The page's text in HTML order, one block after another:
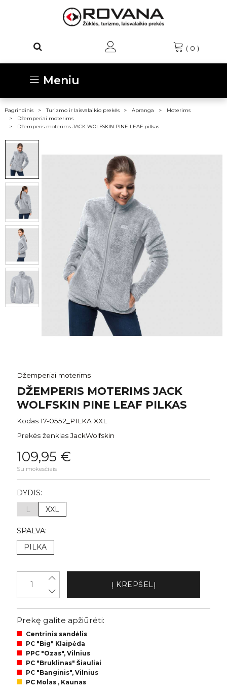
( 0 )
Meniu
Pagrindinis Turizmo ir laisvalaikio prekės Apranga
Moterims
Džemperiai moterims
Džemperis moterims JACK WOLFSKIN PINE LEAF pilkas
Džemperiai moterims
DŽEMPERIS MOTERIMS JACK
WOLFSKIN PINE LEAF PILKAS
Kodas 17-0552_PILKA XXL
Prekės ženklas JackWolfskin
109,95 €
Su mokesčiais
DYDIS:
L
XXL
SPALVA:
PILKA
Į KREPŠELĮ
Prekę galite apžiūrėti:
Centrinis sandėlis
PC "Big" Klaipėda
PPC "Ozas", Vilnius
PC "Bruklinas" Šiauliai
PC "Banginis", Vilnius
PC Molas , Kaunas